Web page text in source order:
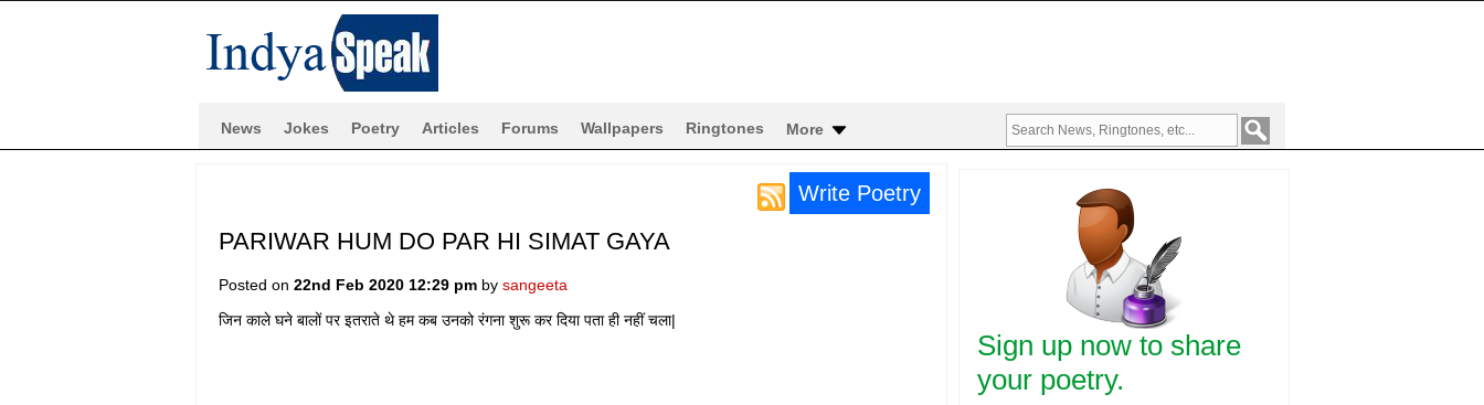
News Jokes Poetry Articles Forums Wallpapers Ringtones More
Write Poetry
PARIWAR HUM DO PAR HI SIMAT GAYA
Posted on 22nd Feb 2020 12:29 pmby sangeeta
जिन काले घने बालों पर इतराते थे हम कब उनको रंगना शुरू कर दिया पता ही नहीं चला|
Sign up now to share
your poetry.